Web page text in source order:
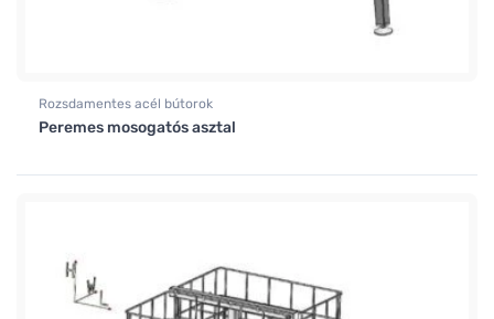
Rozsdamentes acél bútorok
Peremes mosogatós asztal